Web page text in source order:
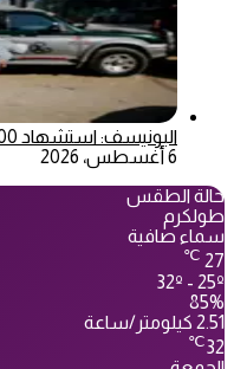
اليونيسف: استشهاد 300 طفل منذ وقف إطلاق النار في غزة
6 أغسطس، 2026
حالة الطقس
طولكرم
سماء صافية
27
℃
32º - 25º
85%
2.51 كيلومتر/ساعة
32
℃